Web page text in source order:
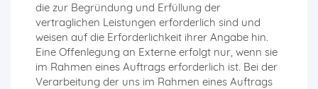
die zur Begründung und Erfüllung der
vertraglichen Leistungen erforderlich sind und
weisen auf die Erforderlichkeit ihrer Angabe hin.
Eine Offenlegung an Externe erfolgt nur, wenn sie
im Rahmen eines Auftrags erforderlich ist. Bei der
Verarbeitung der uns im Rahmen eines Auftrags